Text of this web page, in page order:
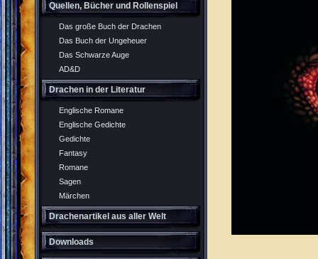
Quellen, Bücher und Rollenspiel
Das große Buch der Drachen
Das Buch der Ungeheuer
Das Schwarze Auge
AD&D
Drachen in der Literatur
Englische Romane
Englische Gedichte
Gedichte
Fantasy
Romane
Sagen
Märchen
Drachenartikel aus aller Welt
Downloads